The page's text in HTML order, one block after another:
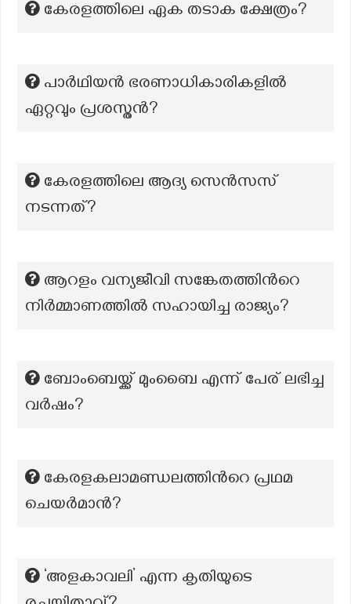
കേരളത്തിലെ ഏക തടാക ക്ഷേത്രം?
പാർഥിയൻ ഭരണാധികാരികളിൽ
ഏറ്റവും പ്രശസ്തൻ?
കേരളത്തിലെ ആദ്യ സെന്‍സസ്
നടന്നത്?
ആറളം വന്യജീവി സങ്കേതത്തിന്‍റെ
നിർമ്മാണത്തിൽ സഹായിച്ച രാജ്യം?
ബോംബെയ്ക്ക് മുംബൈ എന്ന് പേര് ലഭിച്ച
വർഷം?
കേരളകലാമണ്ഡലത്തിന്‍റെ പ്രഥമ
ചെയര്‍മാന്‍?
‘അളകാവലി’ എന്ന കൃതിയുടെ